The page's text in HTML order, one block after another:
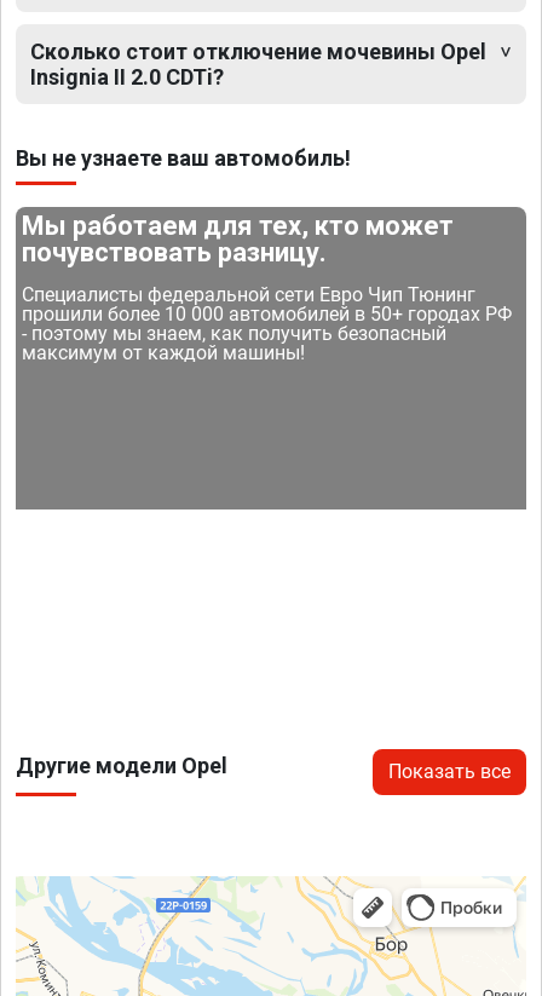
Сколько стоит отключение мочевины Opel
Insignia II 2.0 CDTi?
Вы не узнаете ваш автомобиль!
Мы работаем для тех, кто может
почувствовать разницу.
Специалисты федеральной сети Евро Чип Тюнинг
прошили более 10 000 автомобилей в 50+ городах РФ
- поэтому мы знаем, как получить безопасный
максимум от каждой машины!
Другие модели Opel Показать все